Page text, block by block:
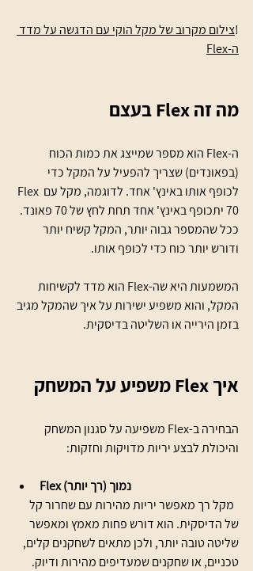
!צילום מקרוב של מקל הוקי עם הדגשה על מדד
ה-Flex
מה זה Flex בעצם
ה-Flex הוא מספר שמייצג את כמות הכוח
(בפאונדים) שצריך להפעיל על המקל כדי
לכופף אותו באינץ' אחד. לדוגמה, מקל עם Flex
70 יתכופף באינץ' אחד תחת לחץ של 70 פאונד.
ככל שהמספר גבוה יותר, המקל קשיח יותר
ודורש יותר כוח כדי לכופף אותו.
המשמעות היא שה-Flex הוא מדד לקשיחות
המקל, והוא משפיע ישירות על איך שהמקל מגיב
בזמן הירייה או השליטה בדיסקית.
איך Flex משפיע על המשחק
הבחירה ב-Flex משפיעה על סגנון המשחק
והיכולת לבצע יריות מדויקות וחזקות:
Flex נמוך (רך יותר)
  מקל רך מאפשר יריות מהירות עם שחרור קל
של הדיסקית. הוא דורש פחות מאמץ ומאפשר
שליטה טובה יותר, ולכן מתאים לשחקנים קלים,
טכניים, או שחקנים שמעדיפים מהירות ודיוק.